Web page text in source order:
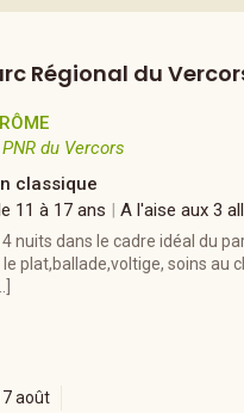
Régional du
du Vercors
classique
11 à 17 ans | A l'aise aux 3
nuits dans le cadre idéal du
plat,ballade,voltige, soins au
août